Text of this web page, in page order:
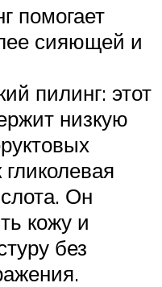
помогает
сияющей и
пилинг: этот
низкую
гликолевая
Он
кожу и
без